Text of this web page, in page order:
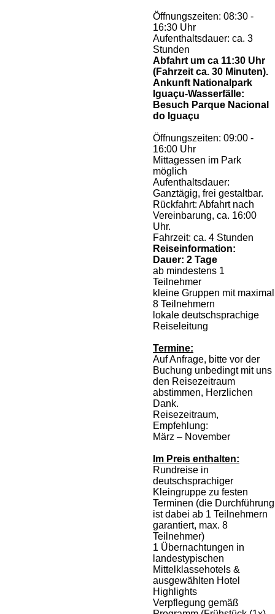
Öffnungszeiten: 08:30 -
16:30 Uhr
Aufenthaltsdauer: ca. 3
Stunden
Abfahrt um ca 11:30 Uhr
(Fahrzeit ca. 30 Minuten).
Ankunft Nationalpark
Iguaçu-Wasserfälle:
Besuch Parque Nacional
do Iguaçu
Öffnungszeiten: 09:00 -
16:00 Uhr
Mittagessen im Park
möglich
Aufenthaltsdauer:
Ganztägig, frei gestaltbar.
Rückfahrt: Abfahrt nach
Vereinbarung, ca. 16:00
Uhr.
Fahrzeit: ca. 4 Stunden
Reiseinformation:
Dauer: 2 Tage
ab mindestens 1
Teilnehmer
kleine Gruppen mit maximal
8 Teilnehmern
lokale deutschsprachige
Reiseleitung
Termine:
Auf Anfrage, bitte vor der
Buchung unbedingt mit uns
den Reisezeitraum
abstimmen, Herzlichen
Dank.
Reisezeitraum,
Empfehlung:
März – November
Im Preis enthalten:
Rundreise in
deutschsprachiger
Kleingruppe zu festen
Terminen (die Durchführung
ist dabei ab 1 Teilnehmern
garantiert, max. 8
Teilnehmer)
1 Übernachtungen in
landestypischen
Mittelklassehotels &
ausgewählten Hotel
Highlights
Verpflegung gemäß